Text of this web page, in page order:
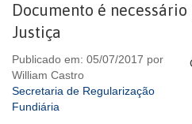
Documento é
Justiça
Publicado em: 05/07/2017 por
William Castro
Secretaria de Regularização
Fundiária